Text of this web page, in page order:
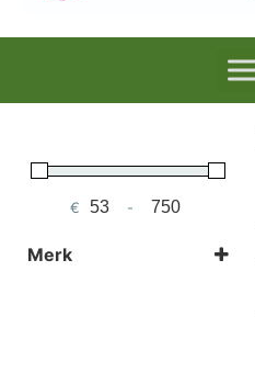
€ Minimum Price
-Maximum Price
Merk